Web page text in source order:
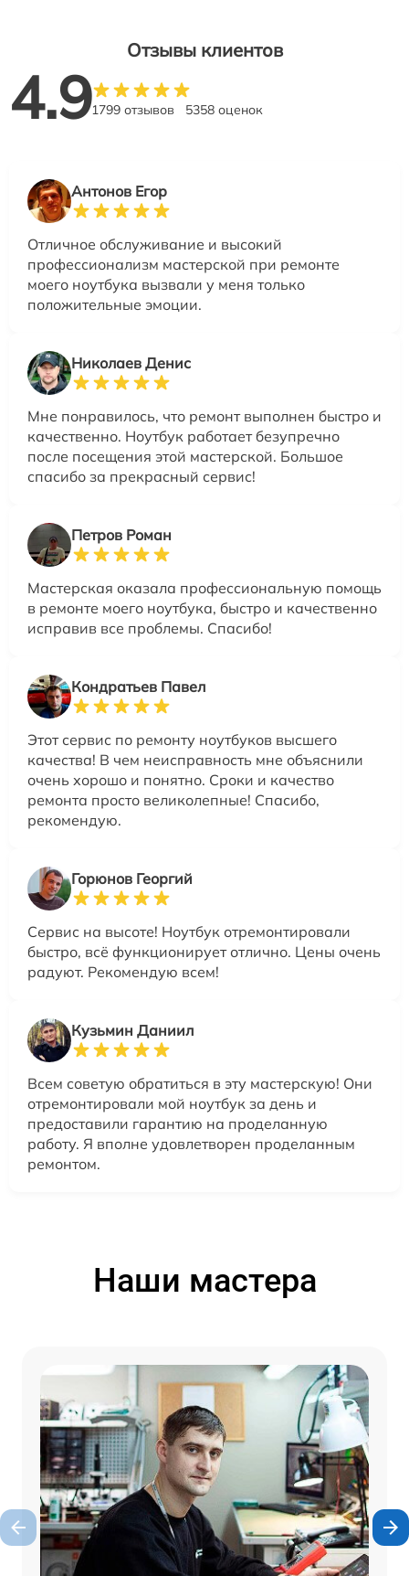
Отзывы клиентов
4.91799 отзывов 5358 оценок
Антонов Егор
Отличное обслуживание и высокий
профессионализм мастерской при ремонте
моего ноутбука вызвали у меня только
положительные эмоции.
Николаев Денис
Мне понравилось, что ремонт выполнен быстро и
качественно. Ноутбук работает безупречно
после посещения этой мастерской. Большое
спасибо за прекрасный сервис!
Петров Роман
Мастерская оказала профессиональную помощь
в ремонте моего ноутбука, быстро и качественно
исправив все проблемы. Спасибо!
Кондратьев Павел
Этот сервис по ремонту ноутбуков высшего
качества! В чем неисправность мне объяснили
очень хорошо и понятно. Сроки и качество
ремонта просто великолепные! Спасибо,
рекомендую.
Горюнов Георгий
Сервис на высоте! Ноутбук отремонтировали
быстро, всё функционирует отлично. Цены очень
радуют. Рекомендую всем!
Кузьмин Даниил
Всем советую обратиться в эту мастерскую! Они
отремонтировали мой ноутбук за день и
предоставили гарантию на проделанную
работу. Я вполне удовлетворен проделанным
ремонтом.
Наши мастера